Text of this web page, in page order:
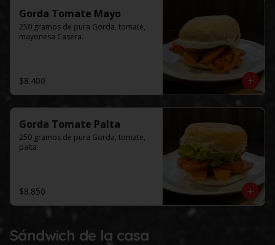
Gorda Tomate Mayo
250 gramos de pura Gorda, tomate,
mayonesa Casera.
$8.400
Gorda Tomate Palta
250 gramos de pura Gorda, tomate,
palta
$8.850
Sándwich de la casa